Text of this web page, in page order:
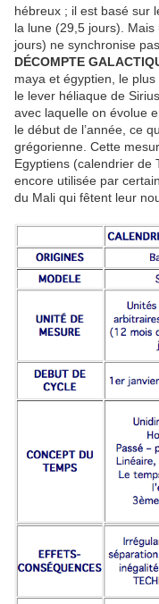
hébreux ; il est basé sur
la lune (29,5 jours).
jours) ne synchronise
DÉCOMPTE
maya et égyptien, le
le lever héliaque de
avec laquelle on évolue
le début de l’année, ce
grégorienne. Cette
Egyptiens (calendrier de
encore utilisée par
du Mali qui fêtent leur